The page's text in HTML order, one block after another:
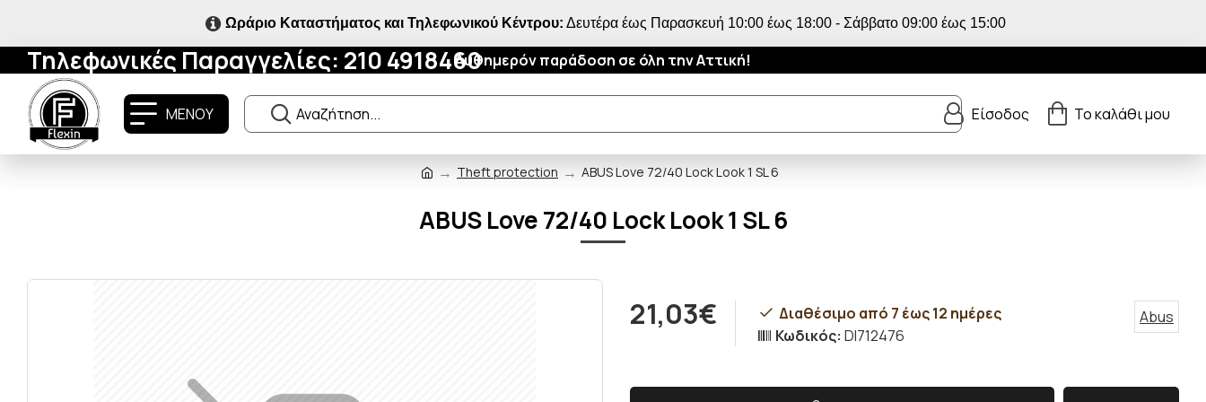
Ωράριο Καταστήματος και Τηλεφωνικού Κέντρου: Δευτέρα έως Παρασκευή 10:00 έως 18:00 - Σάββατο 09:00 έως 15:00
Τηλεφωνικές Παραγγελίες: 210 4918460Αυθημερόν παράδοση σε όλη την Αττική!
ΜΕΝΟΥ Είσοδος Το καλάθι μου
Theft protection ABUS Love 72/40 Lock Look 1 SL 6
ABUS Love 72/40 Lock Look 1 SL 6
21,03€
Διαθέσιμο από 7 έως 12 ημέρες
Κωδικός: DI712476
Abus